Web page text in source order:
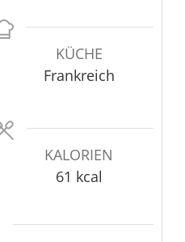
KÜCHE
Frankreich
KALORIEN
61 kcal